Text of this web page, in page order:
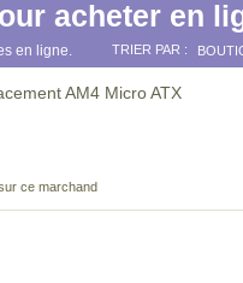
acheter en
en ligne. TRIER PAR :
AM4 Micro ATX
ce marchand